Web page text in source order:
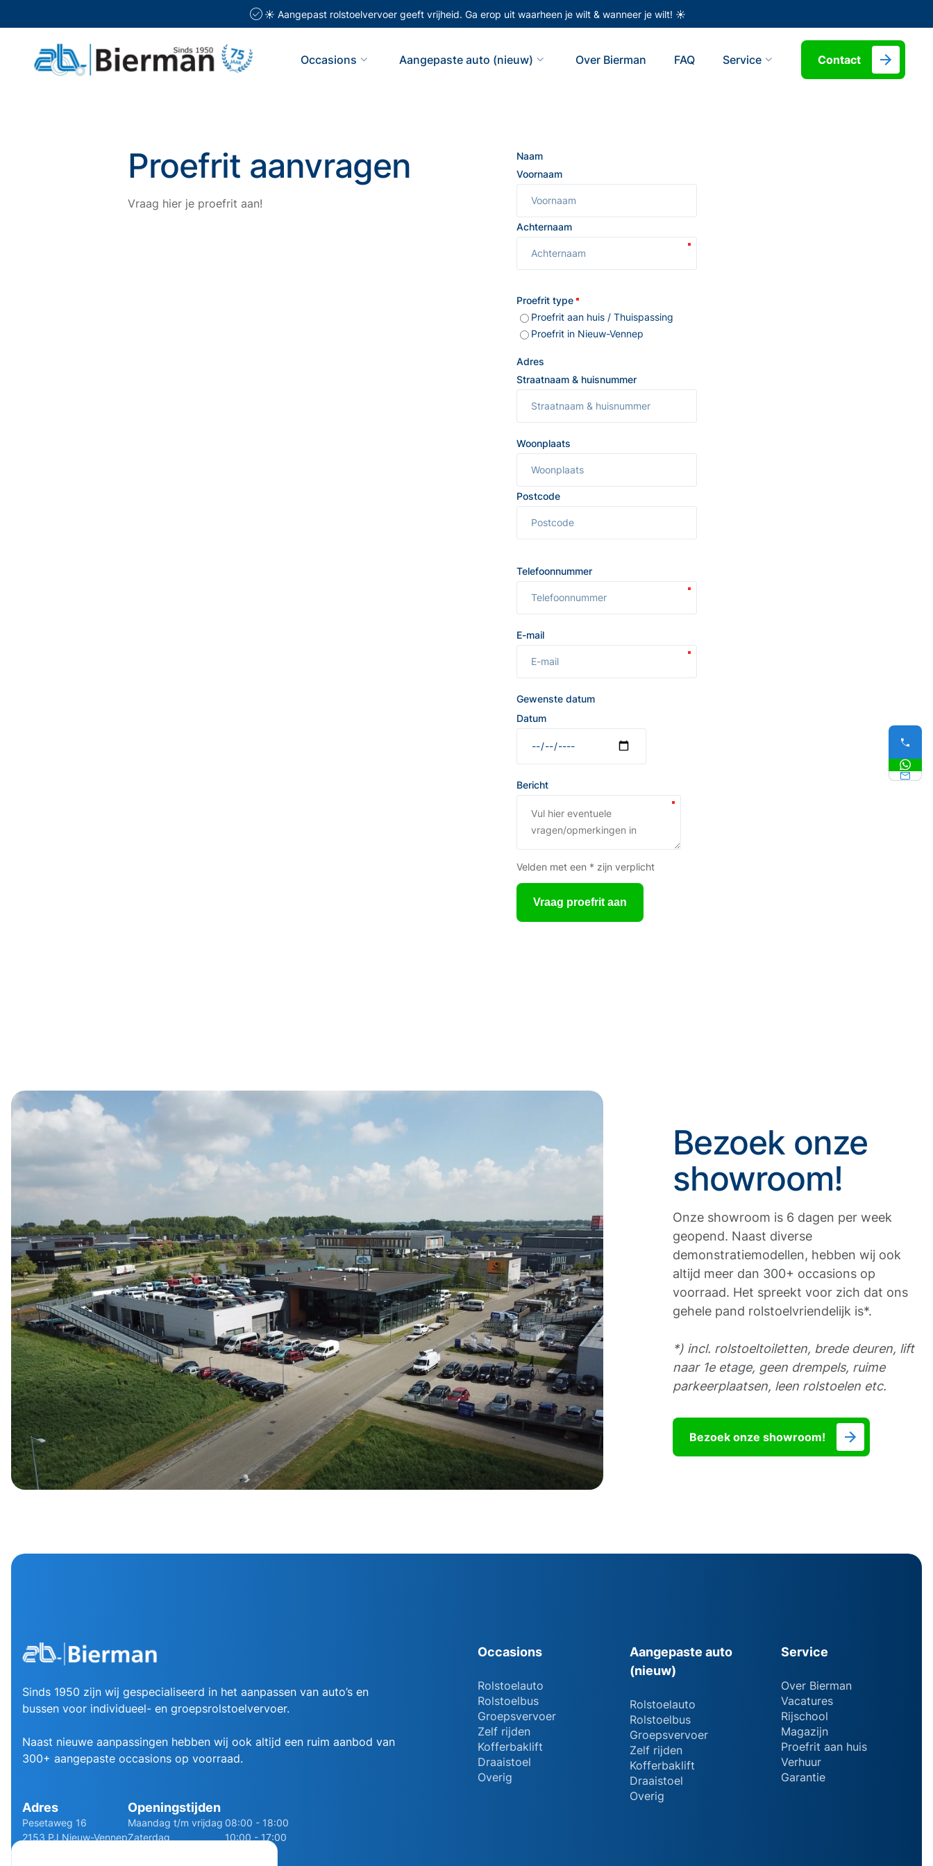
☀️ Aangepast rolstoelvervoer geeft vrijheid. Ga erop uit waarheen je wilt & wanneer je wilt! ☀️
Occasions Aangepaste auto (nieuw) Over Bierman FAQ Service Contact
Proefrit aanvragen
Vraag hier je proefrit aan!
Naam
Voornaam
Achternaam
Proefrit type
Proefrit aan huis / Thuispassing
Proefrit in Nieuw-Vennep
Adres
Straatnaam & huisnummer
Woonplaats
Postcode
Telefoonnummer
E-mail
Gewenste datum
Datum
Bericht
Velden met een * zijn verplicht
Vraag proefrit aan
Bezoek onze
showroom!
Onze showroom is 6 dagen per week
geopend. Naast diverse
demonstratiemodellen, hebben wij ook
altijd meer dan 300+ occasions op
voorraad. Het spreekt voor zich dat ons
gehele pand rolstoelvriendelijk is*.
*) incl. rolstoeltoiletten, brede deuren, lift
naar 1e etage, geen drempels, ruime
parkeerplaatsen, leen rolstoelen etc.
Bezoek onze showroom!
Sinds 1950 zijn wij gespecialiseerd in het aanpassen van auto’s en
bussen voor individueel- en groepsrolstoelvervoer.
Naast nieuwe aanpassingen hebben wij ook altijd een ruim aanbod van
300+ aangepaste occasions op voorraad.
Adres
Pesetaweg 16
2153 PJ Nieuw-Vennep
Openingstijden
Maandag t/m vrijdag 08:00 - 18:00
Zaterdag
10:00 - 17:00
Occasions
Rolstoelauto
Rolstoelbus
Groepsvervoer
Zelf rijden
Kofferbaklift
Draaistoel
Overig
Aangepaste auto
(nieuw)
Rolstoelauto
Rolstoelbus
Groepsvervoer
Zelf rijden
Kofferbaklift
Draaistoel
Overig
Service
Over Bierman
Vacatures
Rijschool
Magazijn
Proefrit aan huis
Verhuur
Garantie